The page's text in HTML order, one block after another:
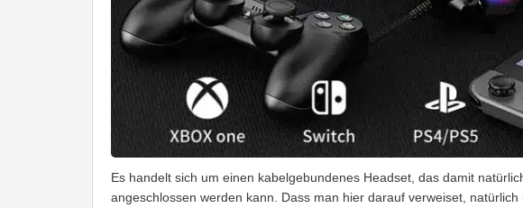
Es handelt sich um einen kabelgebundenes Headset, das damit
angeschlossen werden kann. Dass man hier darauf verweiset, natürlich